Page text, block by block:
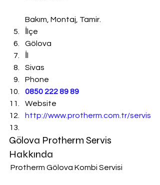
Bakım, Montaj, Tamir.
İlçe
Gölova
Sivas
Phone
0850 222 89 89
Website
http://www.protherm.com.tr/servis
Gölova Protherm Servis
Hakkında
Protherm Gölova Kombi Servisi